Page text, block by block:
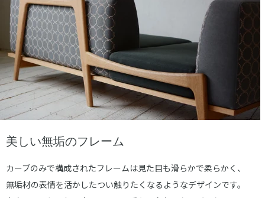
美しい無垢のフレーム
カーブのみで構成されたフレームは見た目も滑らかで柔らかく、
無垢材の表情を活かしたつい触りたくなるようなデザインです。